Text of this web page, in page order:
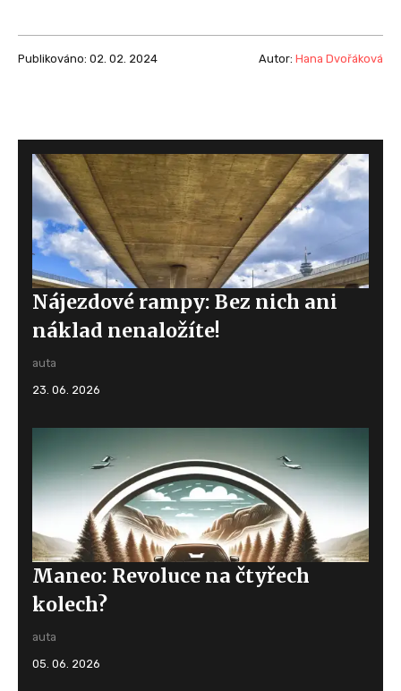
Publikováno: 02. 02. 2024 Autor: Hana Dvořáková
Nájezdové rampy: Bez nich ani
náklad nenaložíte!
auta
23. 06. 2026
Maneo: Revoluce na čtyřech
kolech?
auta
05. 06. 2026